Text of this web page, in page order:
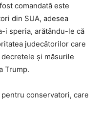
comandată este
din SUA, adesea
i speria, arătându-le că
judecătorilor care
şi măsurile
Trump.
conservatori, care